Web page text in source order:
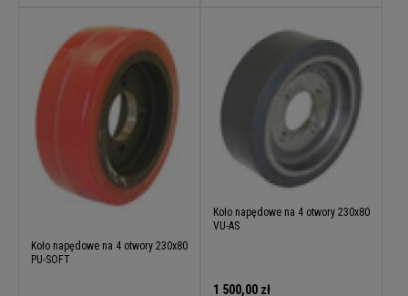
Koło napędowe na 4 otwory 230x80
PU-SOFT
Koło napędowe na 4 otwory 230x80
VU-AS
1 500,00 zł